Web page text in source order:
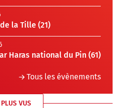
la Tille (21)
Haras national du Pin (61)
Tous les évènements
PLUS VUS